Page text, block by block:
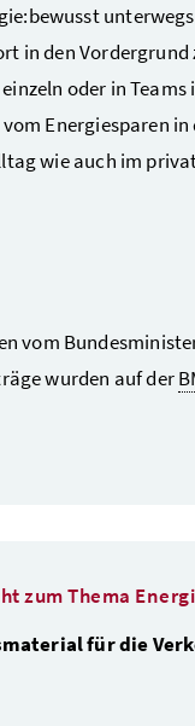
in den Vordergrund
oder in Teams
Energiesparen
wie auch im
vom
wurden auf der
zum Thema
für die